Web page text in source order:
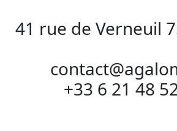
41 rue de Verneuil
+33 6 21 48